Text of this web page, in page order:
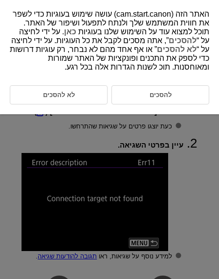
D388-187
פרטי שגיאה
ניתן להציג פרטים על שגיאות המשפיעות על תקשורת המצלמה.
כעת יוצגו פרטים על שגיאות שהתרחשו.
עיין בפרטי השגיאה.
למידע נוסף על שגיאות, ראו תגובה להודעות שגיאה
האתר הזה (cam.start.canon) עושה שימוש בעוגיות כדי לשפר
את חווית המשתמש שלך ולנתח לתפעול ושיפור של האתר.
תוכל למצוא עוד על השימוש שלנו בעוגיות כאן. על ידי לחיצה
על “להסכים”, אתה מסכים לקבל את כל העוגיות. על ידי לחיצה
על “לא להסכים” או אף אחד מהם לא נבחר, רק עוגיות דרושות
כדי לספק את התכנים ופונקציות של האתר שמורות
ומאוחסנות. תוכ לשנות הגדרות אלה בכל רגע.
להסכים לא להסכים